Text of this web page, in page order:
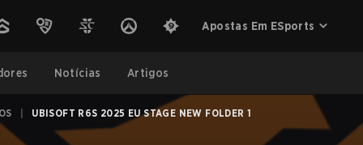
Apostas Em ESports
Notícias Artigos
UBISOFT R6S 2025 EU STAGE NEW FOLDER 1